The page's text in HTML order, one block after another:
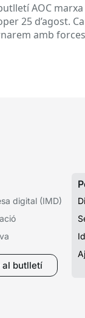
AOC
25 d’agost.
amb
digital (IMD)
butlletí